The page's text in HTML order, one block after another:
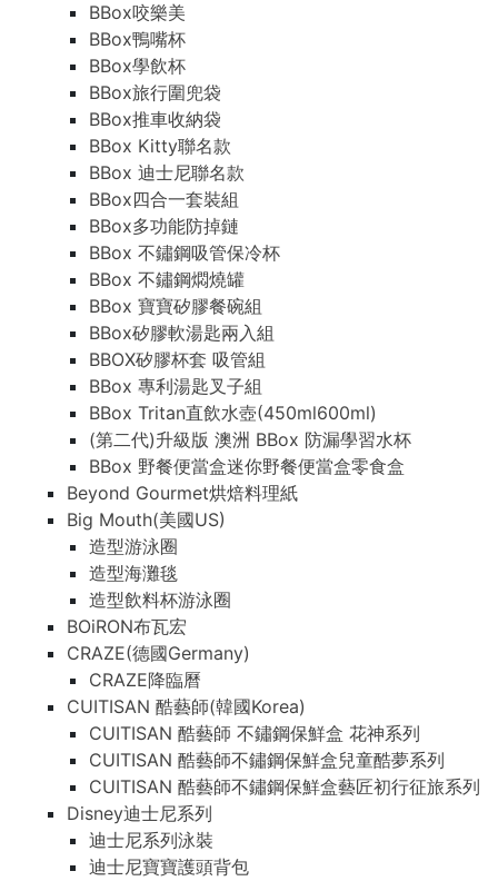
BBox咬樂美
BBox鴨嘴杯
BBox學飲杯
BBox旅行圍兜袋
BBox推車收納袋
BBox Kitty聯名款
BBox 迪士尼聯名款
BBox四合一套裝組
BBox多功能防掉鏈
BBox 不鏽鋼吸管保冷杯
BBox 不鏽鋼燜燒罐
BBox 寶寶矽膠餐碗組
BBox矽膠軟湯匙兩入組
BBOX矽膠杯套 吸管組
BBox 專利湯匙叉子組
BBox Tritan直飲水壺(450ml600ml)
(第二代)升級版 澳洲 BBox 防漏學習水杯
BBox 野餐便當盒迷你野餐便當盒零食盒
Beyond Gourmet烘焙料理紙
Big Mouth(美國US)
造型游泳圈
造型海灘毯
造型飲料杯游泳圈
BOiRON布瓦宏
CRAZE(德國Germany)
CRAZE降臨曆
CUITISAN 酷藝師(韓國Korea)
CUITISAN 酷藝師 不鏽鋼保鮮盒 花神系列
CUITISAN 酷藝師不鏽鋼保鮮盒兒童酷夢系列
CUITISAN 酷藝師不鏽鋼保鮮盒藝匠初行征旅系列
Disney迪士尼系列
迪士尼系列泳裝
迪士尼寶寶護頭背包